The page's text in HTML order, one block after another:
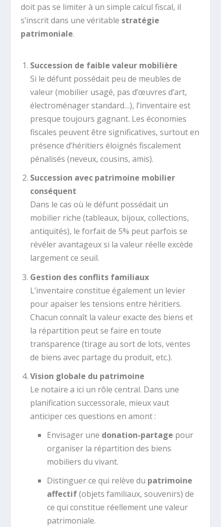
doit pas se limiter à un simple calcul fiscal, il
s’inscrit dans une véritable stratégie
patrimoniale.
Succession de faible valeur mobilière
Si le défunt possédait peu de meubles de
valeur (mobilier usagé, pas d’œuvres d’art,
électroménager standard…), l’inventaire est
presque toujours gagnant. Les économies
fiscales peuvent être significatives, surtout en
présence d’héritiers éloignés fiscalement
pénalisés (neveux, cousins, amis).
Succession avec patrimoine mobilier
conséquent
Dans le cas où le défunt possédait un
mobilier riche (tableaux, bijoux, collections,
antiquités), le forfait de 5% peut parfois se
révéler avantageux si la valeur réelle excède
largement ce seuil.
Gestion des conflits familiaux
L’inventaire constitue également un levier
pour apaiser les tensions entre héritiers.
Chacun connaît la valeur exacte des biens et
la répartition peut se faire en toute
transparence (tirage au sort de lots, ventes
de biens avec partage du produit, etc.).
Vision globale du patrimoine
Le notaire a ici un rôle central. Dans une
planification successorale, mieux vaut
anticiper ces questions en amont :
Envisager une donation-partage pour
organiser la répartition des biens
mobiliers du vivant.
Distinguer ce qui relève du patrimoine
affectif(objets familiaux, souvenirs) de
ce qui constitue réellement une valeur
patrimoniale.